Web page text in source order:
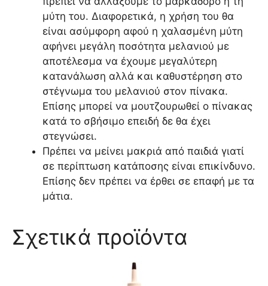
μύτη του. Διαφορετικά, η χρήση του θα
είναι ασύμφορη αφού η χαλασμένη μύτη
αφήνει μεγάλη ποσότητα μελανιού με
αποτέλεσμα να έχουμε μεγαλύτερη
κατανάλωση αλλά και καθυστέρηση στο
στέγνωμα του μελανιού στον πίνακα.
Επίσης μπορεί να μουτζουρωθεί ο πίνακας
κατά το σβήσιμο επειδή δε θα έχει
στεγνώσει.
Πρέπει να μείνει μακριά από παιδιά γιατί
σε περίπτωση κατάποσης είναι επικίνδυνο.
Επίσης δεν πρέπει να έρθει σε επαφή με τα
μάτια.
Σχετικά προϊόντα